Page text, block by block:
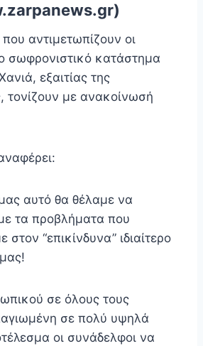
αντιμετωπίζουν οι
σωφρονιστικό κατάστημα
εξαιτίας της
τονίζουν με ανακοίνωσή
αυτό θα θέλαμε να
τα προβλήματα που
στον “επικίνδυνα” ιδιαίτερο
σε όλους τους
σε πολύ υψηλά
οι συνάδελφοι να